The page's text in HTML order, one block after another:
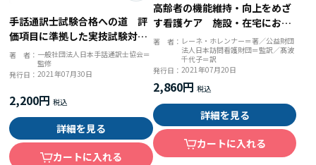
手話通訳士試験合格への道 評
価項目に準拠した実技試験対策
のポイント
著 者： 一般社団法人日本手話通訳士協会＝
監修
発行日：2021年07月30日
2,200円
詳細を見る
カートに入れる
高齢者の機能維持・向上をめざ
す看護ケア 施設・在宅におけ
るリハビリテーション看護の実
著 者： レーネ・ホレンナー＝著／公益財団
法人日本訪問看護財団＝監訳／髙波
千代子＝訳
発行日： 2021年07月20日
2,860円
詳細を見る
カートに入れる